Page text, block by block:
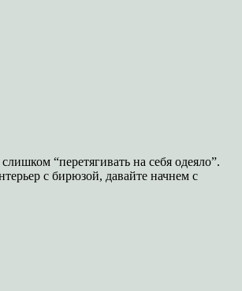
“перетягивать на себя одеяло”.
с бирюзой, давайте начнем с